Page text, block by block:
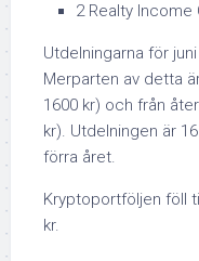
2 Realty Income
Utdelningarna för
Merparten av detta
1600 kr) och från
kr). Utdelningen är
förra året.
Kryptoportföljen föll
kr.